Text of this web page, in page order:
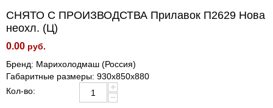
СНЯТО С ПРОИЗВОДСТВА Прилавок П2629 Нова
неохл. (Ц)
0.00 руб.
Бренд: Марихолодмаш (Россия)
Габаритные размеры: 930х850х880
Кол-во:
+
−